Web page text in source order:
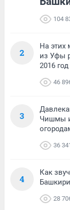
104
2
На этих
из Уфы
2016
46
3
Чишмы
36
4
Как
28